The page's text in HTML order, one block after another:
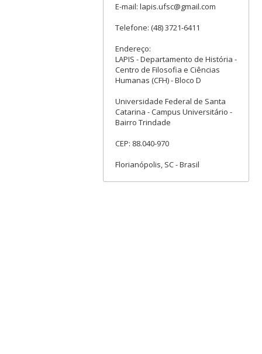
E-mail: lapis.ufsc@gmail.com
Telefone: (48) 3721-6411
Endereço:
LAPIS - Departamento de História -
Centro de Filosofia e Ciências
Humanas (CFH) - Bloco D
Universidade Federal de Santa
Catarina - Campus Universitário -
Bairro Trindade
CEP: 88.040-970
Florianópolis, SC - Brasil